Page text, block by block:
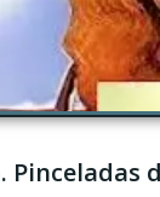
Pinceladas